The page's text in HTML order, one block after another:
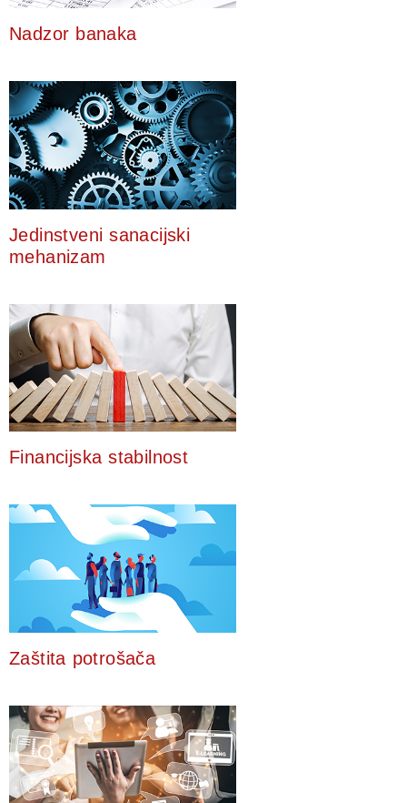
Nadzor banaka
Jedinstveni sanacijski
mehanizam
Financijska stabilnost
Zaštita potrošača